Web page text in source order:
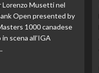
Lorenzo Musetti nel
Open presented by
1000 canadese
scena all’IGA